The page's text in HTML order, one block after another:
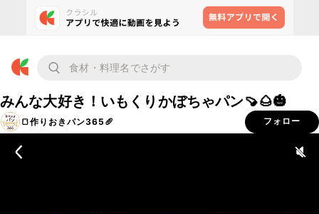
みんな大好き！いもくりかぼちゃパン🍠🌰🎃
🍞作りおきパン365🥖 フォロー